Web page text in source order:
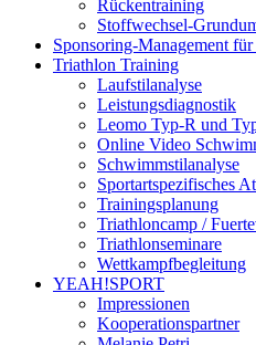
Rückentraining
Stoffwechsel-
Sponsoring-Management
Triathlon Training
Laufstilanalyse
Leistungsdiagnostik
Leomo Typ-R und
Online Video
Schwimmstilanalyse
Sportartspezifisches
Trainingsplanung
Triathloncamp /
Triathlonseminare
Wettkampfbegleitung
YEAH!SPORT
Impressionen
Kooperationspartner